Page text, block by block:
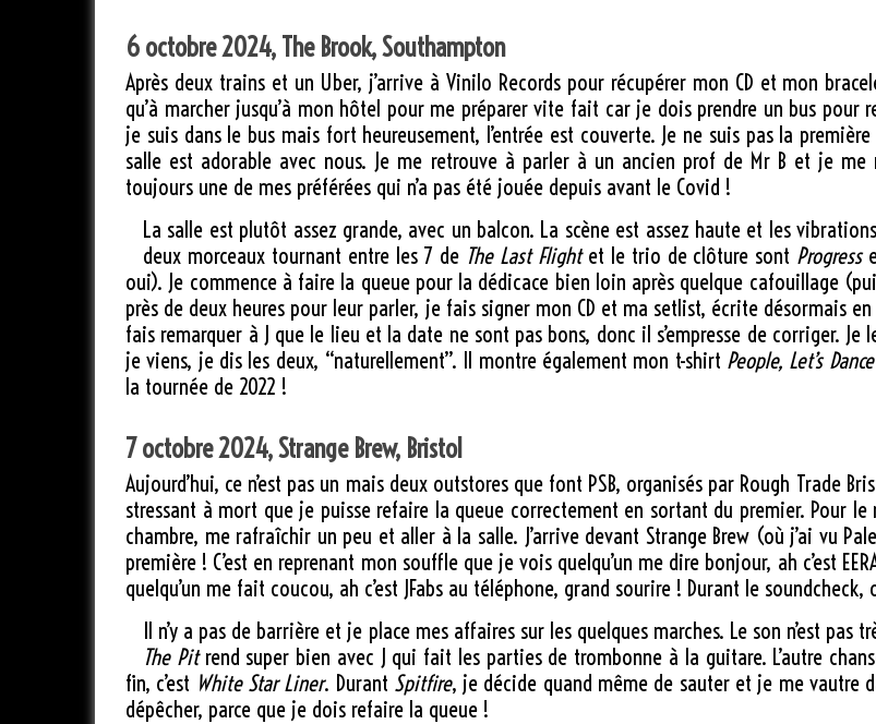
6 octobre 2024, The Brook, Southampton
Après deux trains et un Uber, j’arrive à Vinilo Records pour récupérer mon CD et mon
qu’à marcher jusqu’à mon hôtel pour me préparer vite fait car je dois prendre un bus
je suis dans le bus mais fort heureusement, l’entrée est couverte. Je ne suis pas la
salle est adorable avec nous. Je me retrouve à parler à un ancien prof de Mr B et je me
toujours une de mes préférées qui n’a pas été jouée depuis avant le Covid !
La salle est plutôt assez grande, avec un balcon. La scène est assez haute et les
deux morceaux tournant entre les 7 de The Last Flightet le trio de clôture sont Progress
oui). Je commence à faire la queue pour la dédicace bien loin après quelque cafouillage
près de deux heures pour leur parler, je fais signer mon CD et ma setlist, écrite désormais
fais remarquer à J que le lieu et la date ne sont pas bons, donc il s’empresse de corriger.
je viens, je dis les deux, “naturellement”. Il montre également mon t-shirt People, Let’s Dance
la tournée de 2022 !
7 octobre 2024, Strange Brew, Bristol
Aujourd’hui, ce n’est pas un mais deux outstores que font PSB, organisés par Rough Trade
stressant à mort que je puisse refaire la queue correctement en sortant du premier. Pour
chambre, me rafraîchir un peu et aller à la salle. J’arrive devant Strange Brew (où j’ai vu
première ! C’est en reprenant mon souffle que je vois quelqu’un me dire bonjour, ah c’est
quelqu’un me fait coucou, ah c’est JFabs au téléphone, grand sourire ! Durant le soundcheck,
Il n’y a pas de barrière et je place mes affaires sur les quelques marches. Le son n’est
The Pitrend super bien avec J qui fait les parties de trombonne à la guitare. L’autre
fin, c’est White Star Liner. Durant Spitfire, je décide quand même de sauter et je me vautre
dépêcher, parce que je dois refaire la queue !